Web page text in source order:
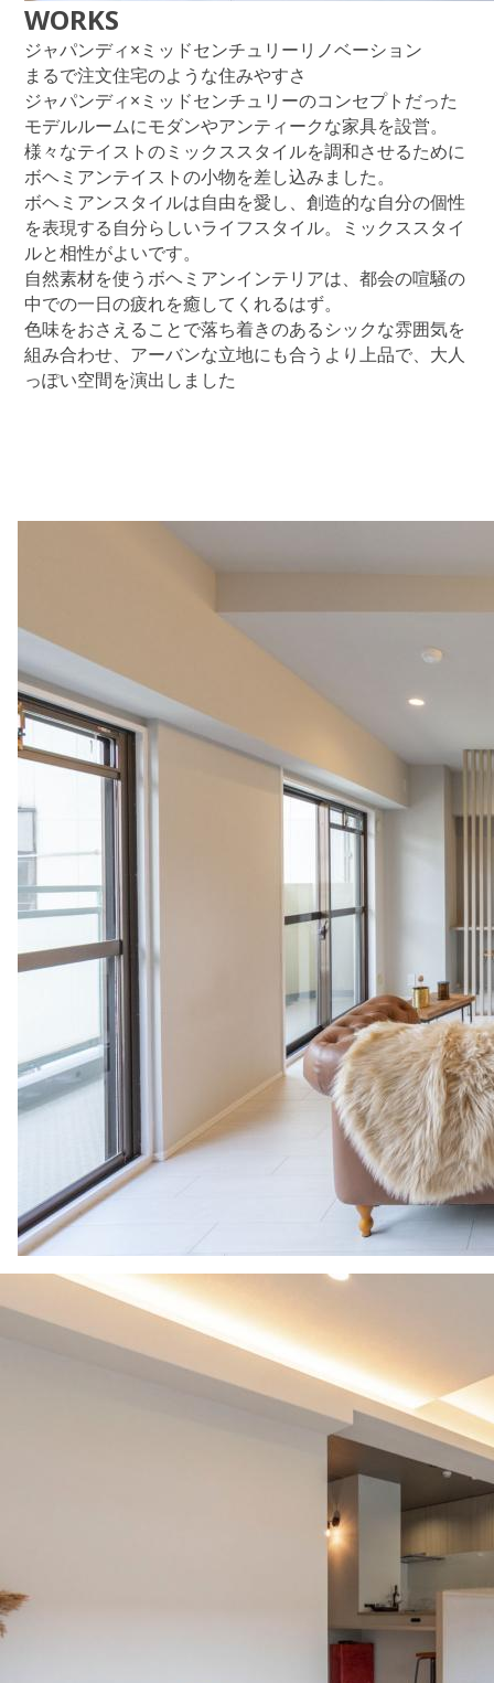
WORKS
ジャパンディ×ミッドセンチュリーリノベーション
まるで注文住宅のような住みやすさ
ジャパンディ×ミッドセンチュリーのコンセプトだった
モデルルームにモダンやアンティークな家具を設営。
様々なテイストのミックススタイルを調和させるために
ボヘミアンテイストの小物を差し込みました。
ボヘミアンスタイルは自由を愛し、創造的な自分の個性
を表現する自分らしいライフスタイル。ミックススタイ
ルと相性がよいです。
自然素材を使うボヘミアンインテリアは、都会の喧騒の
中での一日の疲れを癒してくれるはず。
色味をおさえることで落ち着きのあるシックな雰囲気を
組み合わせ、アーバンな立地にも合うより上品で、大人
っぽい空間を演出しました